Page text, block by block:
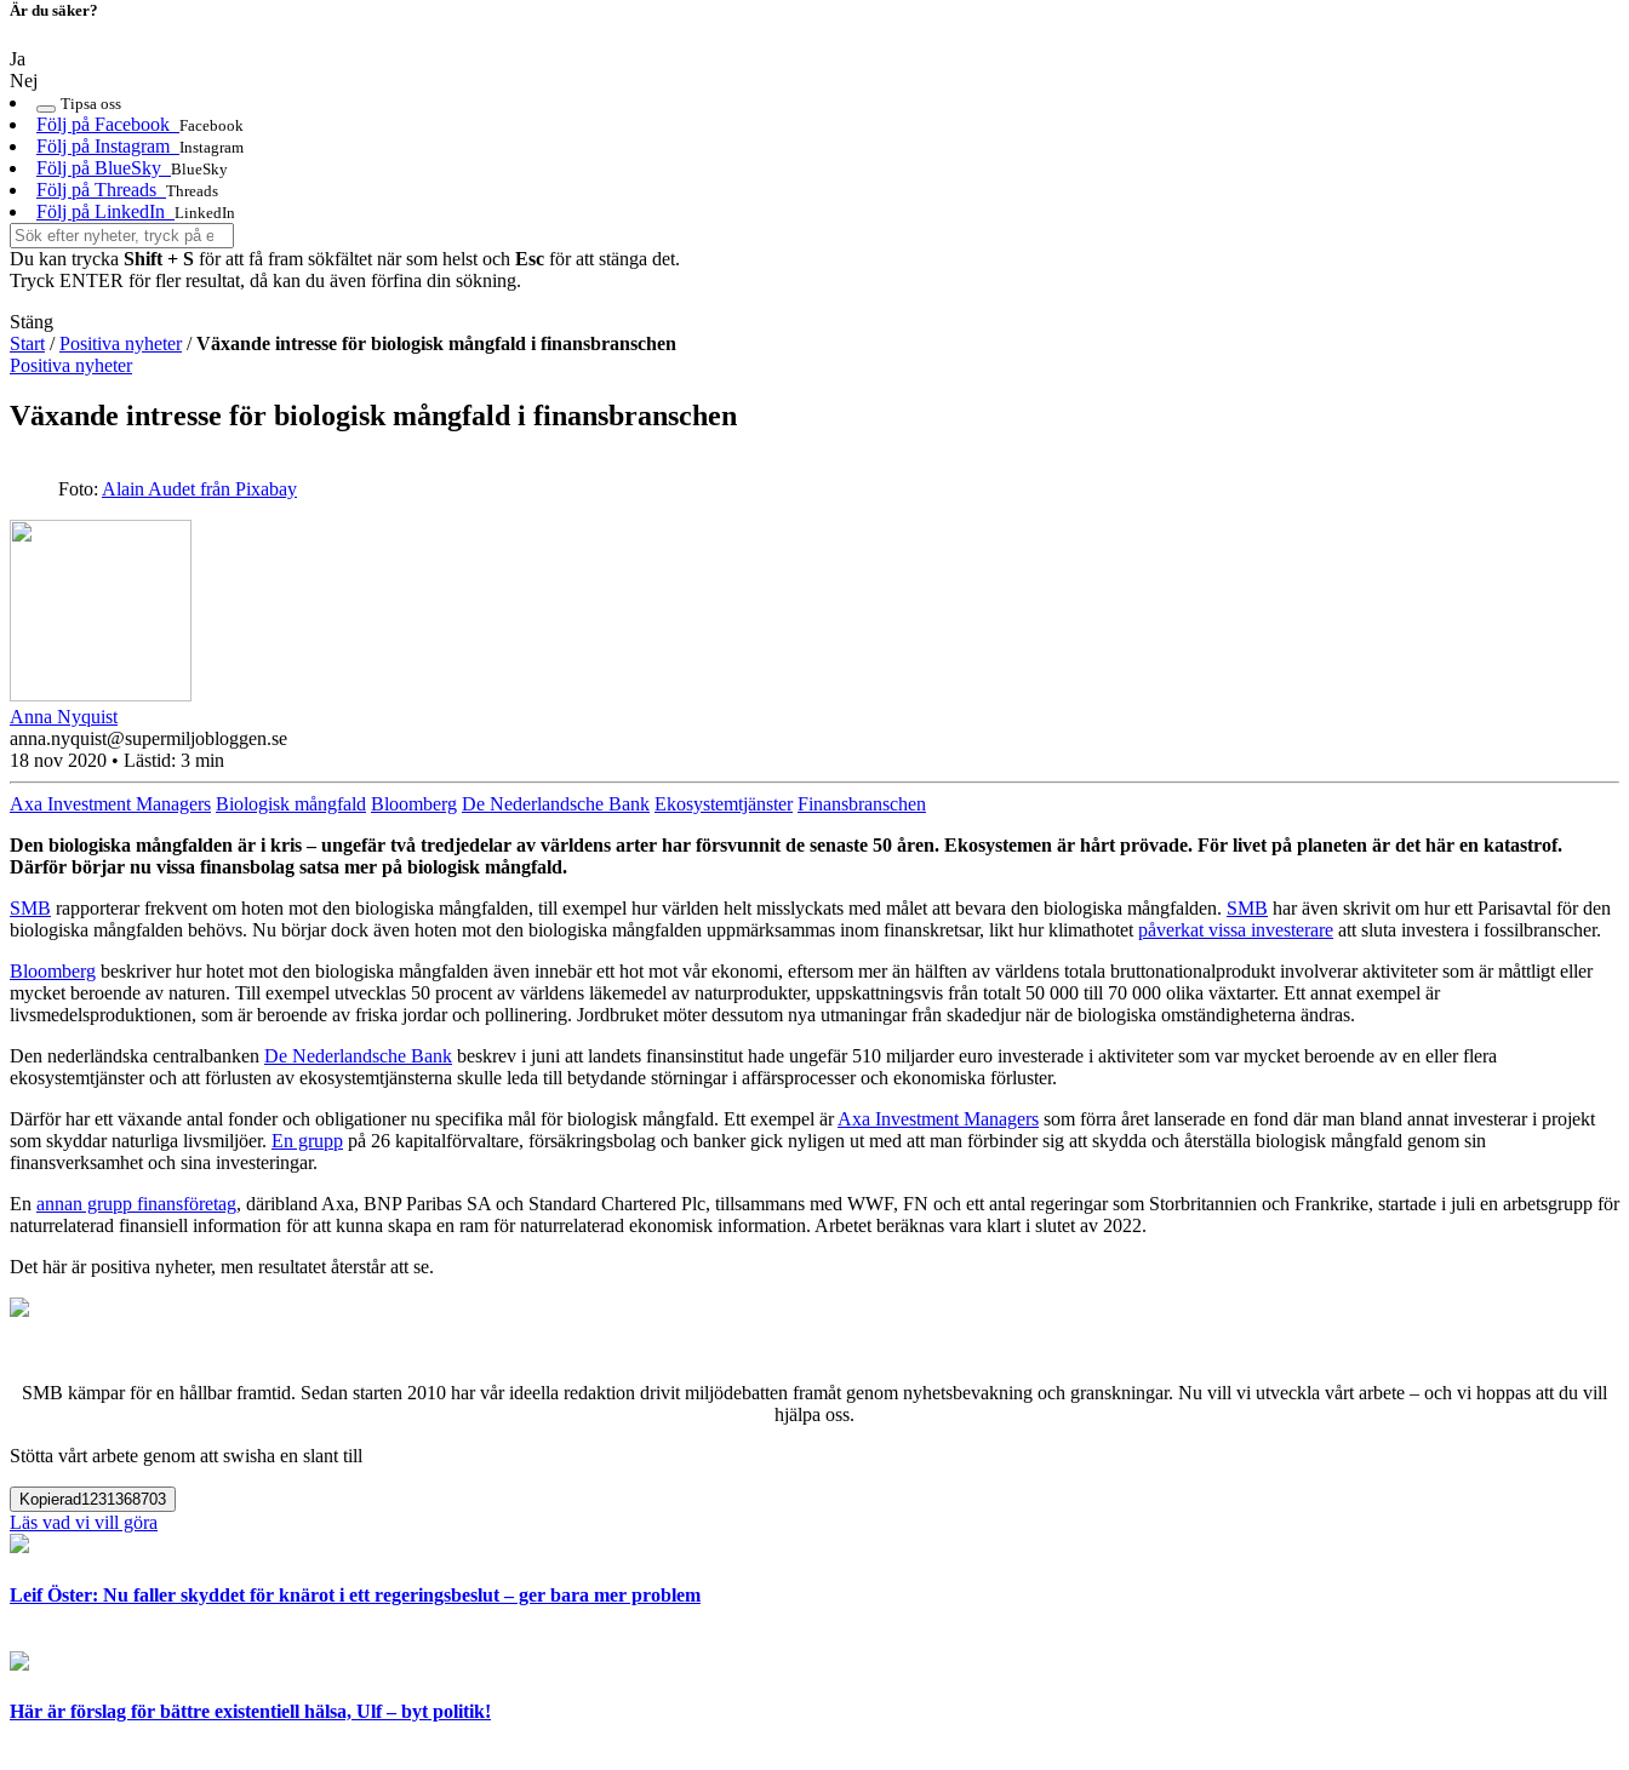
Är du säker?
Ja
Nej
Tipsa oss
Följ på Facebook Facebook
Följ på Instagram Instagram
Följ på BlueSky BlueSky
Följ på Threads Threads
Följ på LinkedIn LinkedIn
Du kan trycka Shift + S för att få fram sökfältet när som helst och Esc för att stänga det.
Tryck ENTER för fler resultat, då kan du även förfina din sökning.
Stäng
Start /Positiva nyheter/Växande intresse för biologisk mångfald i finansbranschen
Positiva nyheter
Växande intresse för biologisk mångfald i finansbranschen
Foto: Alain Audet från Pixabay
Anna Nyquist
anna.nyquist@supermiljobloggen.se
18 nov 2020 • Lästid: 3 min
Axa Investment Managers Biologisk mångfald Bloomberg De Nederlandsche Bank Ekosystemtjänster Finansbranschen
Den biologiska mångfalden är i kris – ungefär två tredjedelar av världens arter har försvunnit de senaste 50 åren. Ekosystemen är hårt prövade. För livet på planeten är det här en katastrof.
Därför börjar nu vissa finansbolag satsa mer på biologisk mångfald.
SMB rapporterar frekvent om hoten mot den biologiska mångfalden, till exempel hur världen helt misslyckats med målet att bevara den biologiska mångfalden. SMB har även skrivit om hur ett Parisavtal för den
biologiska mångfalden behövs. Nu börjar dock även hoten mot den biologiska mångfalden uppmärksammas inom finanskretsar, likt hur klimathotet påverkat vissa investerare att sluta investera i fossilbranscher.
Bloomberg beskriver hur hotet mot den biologiska mångfalden även innebär ett hot mot vår ekonomi, eftersom mer än hälften av världens totala bruttonationalprodukt involverar aktiviteter som är måttligt eller
mycket beroende av naturen. Till exempel utvecklas 50 procent av världens läkemedel av naturprodukter, uppskattningsvis från totalt 50 000 till 70 000 olika växtarter. Ett annat exempel är
livsmedelsproduktionen, som är beroende av friska jordar och pollinering. Jordbruket möter dessutom nya utmaningar från skadedjur när de biologiska omständigheterna ändras.
Den nederländska centralbanken De Nederlandsche Bank beskrev i juni att landets finansinstitut hade ungefär 510 miljarder euro investerade i aktiviteter som var mycket beroende av en eller flera
ekosystemtjänster och att förlusten av ekosystemtjänsterna skulle leda till betydande störningar i affärsprocesser och ekonomiska förluster.
Därför har ett växande antal fonder och obligationer nu specifika mål för biologisk mångfald. Ett exempel ärAxa Investment Managers som förra året lanserade en fond där man bland annat investerar i projekt
som skyddar naturliga livsmiljöer. En grupp på 26 kapitalförvaltare, försäkringsbolag och banker gick nyligen ut med att man förbinder sig att skydda och återställa biologisk mångfald genom sin
finansverksamhet och sina investeringar.
En annan grupp finansföretag, däribland Axa, BNP Paribas SA och Standard Chartered Plc, tillsammans med WWF, FN och ett antal regeringar som Storbritannien och Frankrike, startade i juli en arbetsgrupp för
naturrelaterad finansiell information för att kunna skapa en ram för naturrelaterad ekonomisk information. Arbetet beräknas vara klart i slutet av 2022.
Det här är positiva nyheter, men resultatet återstår att se.
SMB kämpar för en hållbar framtid. Sedan starten 2010 har vår ideella redaktion drivit miljödebatten framåt genom nyhetsbevakning och granskningar. Nu vill vi utveckla vårt arbete – och vi hoppas att du vill
hjälpa oss.
Stötta vårt arbete genom att swisha en slant till
Kopierad1231368703
Läs vad vi vill göra
Leif Öster: Nu faller skyddet för knärot i ett regeringsbeslut – ger bara mer problem
Här är förslag för bättre existentiell hälsa, Ulf – byt politik!